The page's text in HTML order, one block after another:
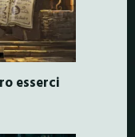
esserci